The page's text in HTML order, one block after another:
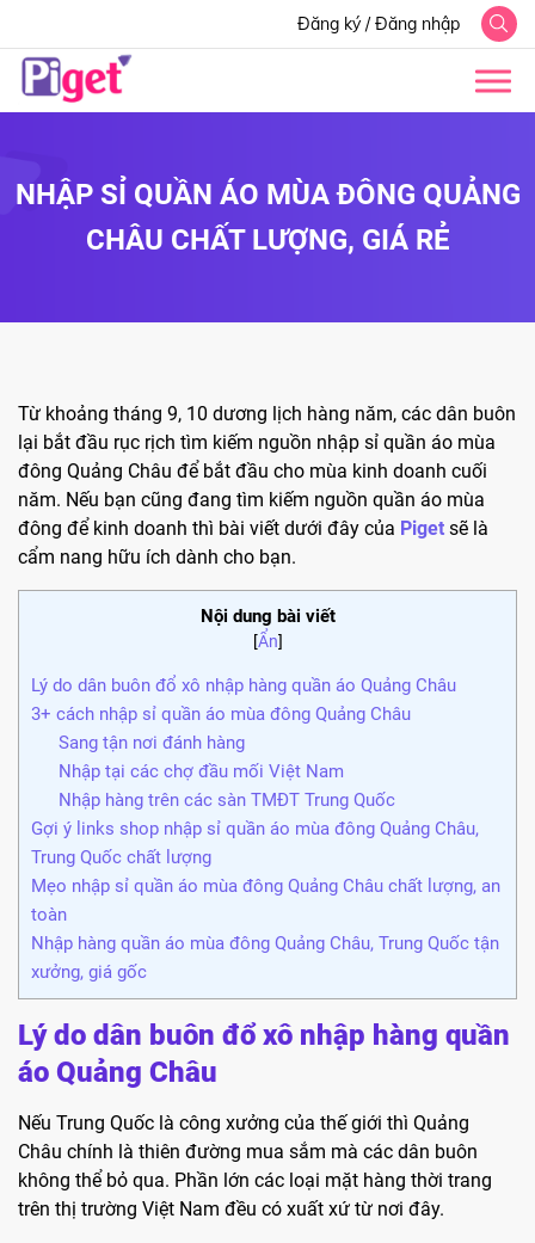
Đăng ký /Đăng nhập
NHẬP SỈ QUẦN ÁO MÙA ĐÔNG QUẢNG
CHÂU CHẤT LƯỢNG, GIÁ RẺ
Từ khoảng tháng 9, 10 dương lịch hàng năm, các dân buôn
lại bắt đầu rục rịch tìm kiếm nguồn nhập sỉ quần áo mùa
đông Quảng Châu để bắt đầu cho mùa kinh doanh cuối
năm. Nếu bạn cũng đang tìm kiếm nguồn quần áo mùa
đông để kinh doanh thì bài viết dưới đây của Piget sẽ là
cẩm nang hữu ích dành cho bạn.
Nội dung bài viết
[Ẩn]
Lý do dân buôn đổ xô nhập hàng quần áo Quảng Châu
3+ cách nhập sỉ quần áo mùa đông Quảng Châu
Sang tận nơi đánh hàng
Nhập tại các chợ đầu mối Việt Nam
Nhập hàng trên các sàn TMĐT Trung Quốc
Gợi ý links shop nhập sỉ quần áo mùa đông Quảng Châu,
Trung Quốc chất lượng
Mẹo nhập sỉ quần áo mùa đông Quảng Châu chất lượng, an
toàn
Nhập hàng quần áo mùa đông Quảng Châu, Trung Quốc tận
xưởng, giá gốc
Lý do dân buôn đổ xô nhập hàng quần
áo Quảng Châu
Nếu Trung Quốc là công xưởng của thế giới thì Quảng
Châu chính là thiên đường mua sắm mà các dân buôn
không thể bỏ qua. Phần lớn các loại mặt hàng thời trang
trên thị trường Việt Nam đều có xuất xứ từ nơi đây.